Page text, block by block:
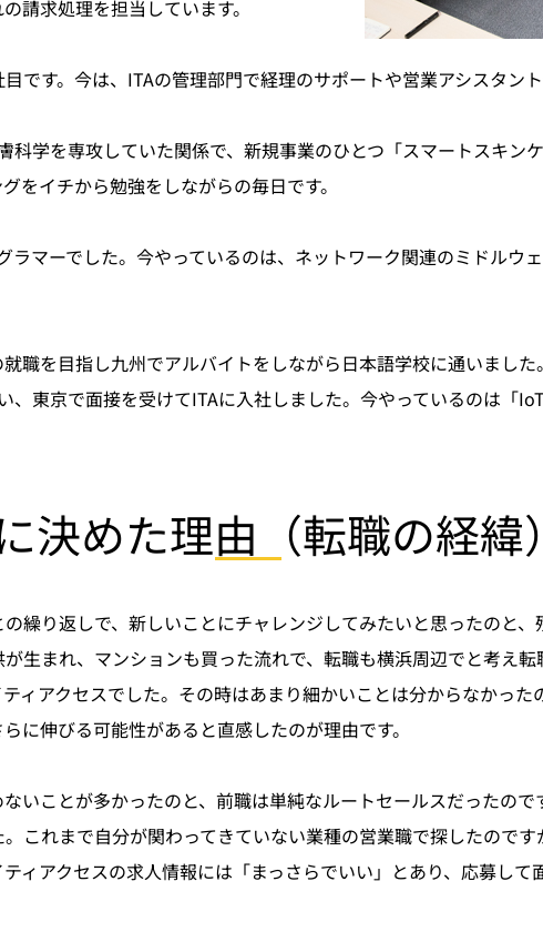
請求処理を担当しています。
です。今は、ITAの管理部門で経理のサポートや営業アシスタント
科学を専攻していた関係で、新規事業のひとつ「スマートスキン
をイチから勉強をしながらの毎日です。
ラマーでした。今やっているのは、ネットワーク関連のミドルウ
職を目指し九州でアルバイトをしながら日本語学校に通いまし
東京で面接を受けてITAに入社しました。今やっているのは「
決めた理由（転職の経緯）
繰り返しで、新しいことにチャレンジしてみたいと思ったのと
生まれ、マンションも買った流れで、転職も横浜周辺でと考え
ィアクセスでした。その時はあまり細かいことは分からなかっ
に伸びる可能性があると直感したのが理由です。
いことが多かったのと、前職は単純なルートセールスだったの
これまで自分が関わってきていない業種の営業職で探したので
ィアクセスの求人情報には「まっさらでいい」とあり、応募して